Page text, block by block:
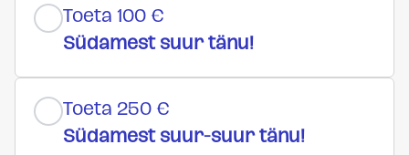
Toeta 100 €
Südamest suur tänu!
Toeta 250 €
Südamest suur-suur tänu!